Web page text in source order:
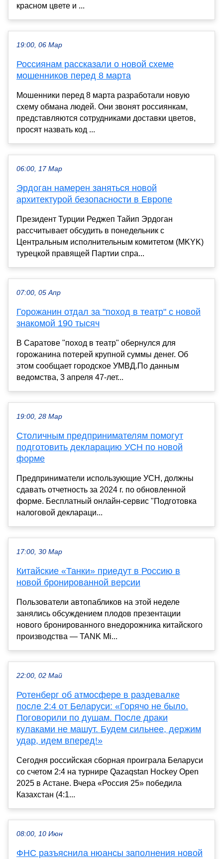
красном цвете и ...
19:00, 06 Мар
Россиянам рассказали о новой схеме
мошенников перед 8 марта
Мошенники перед 8 марта разработали новую
схему обмана людей. Они звонят россиянкам,
представляются сотрудниками доставки цветов,
просят назвать код ...
06:00, 17 Мар
Эрдоган намерен заняться новой
архитектурой безопасности в Европе
Президент Турции Реджеп Тайип Эрдоган
рассчитывает обсудить в понедельник с
Центральным исполнительным комитетом (MKYK)
турецкой правящей Партии спра...
07:00, 05 Апр
Горожанин отдал за "поход в театр" с новой
знакомой 190 тысяч
В Саратове "поход в театр" обернулся для
горожанина потерей крупной суммы денег. Об
этом сообщает городское УМВД.По данным
ведомства, 3 апреля 47-лет...
19:00, 28 Мар
Столичным предпринимателям помогут
подготовить декларацию УСН по новой
форме
Предприниматели использующие УСН, должны
сдавать отчетность за 2024 г. по обновленной
форме. Бесплатный онлайн-сервис "Подготовка
налоговой деклараци...
17:00, 30 Мар
Китайские «Танки» приедут в Россию в
новой бронированной версии
Пользователи автопабликов на этой неделе
занялись обсуждением плодов презентации
нового бронированного внедорожника китайского
производства — TANK Mi...
22:00, 02 Май
Ротенберг об атмосфере в раздевалке
после 2:4 от Беларуси: «Горячо не было.
Поговорили по душам. После драки
кулаками не машут. Будем сильнее, держим
удар, идем вперед!»
Сегодня российская сборная проиграла Беларуси
со счетом 2:4 на турнире Qazaqstan Hockey Open
2025 в Астане. Вчера «Россия 25» победила
Казахстан (4:1...
08:00, 10 Июн
ФНС разъяснила нюансы заполнения новой